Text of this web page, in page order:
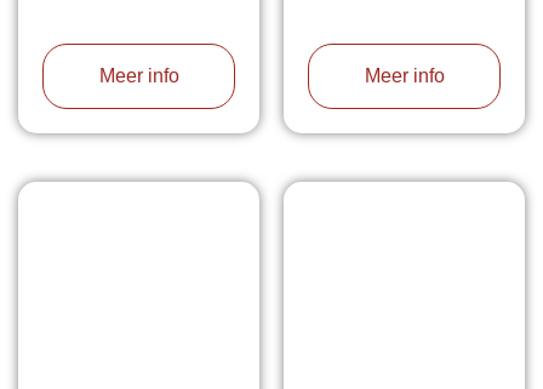
Meer info Meer info